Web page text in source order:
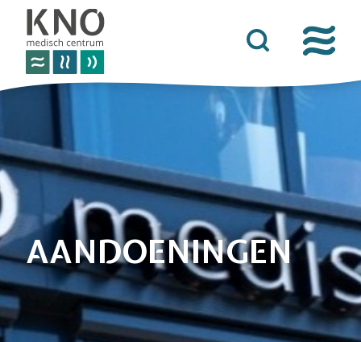
over het knomc
praktische informatie
vacatures
afspraken
contact
AANDOENINGEN